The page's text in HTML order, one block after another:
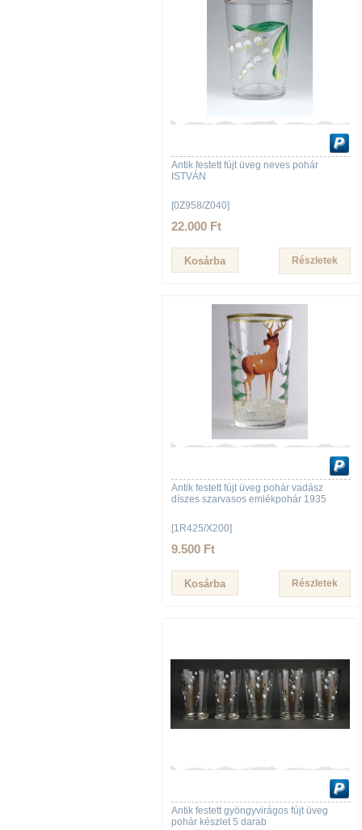
Antik festett fújt üveg neves pohár
ISTVÁN
[0Z958/Z040]
22.000 Ft
Részletek
Antik festett fújt üveg pohár vadász
díszes szarvasos emlékpohár 1935
[1R425/X200]
9.500 Ft
Részletek
Antik festett gyöngyvirágos fújt üveg
pohár készlet 5 darab